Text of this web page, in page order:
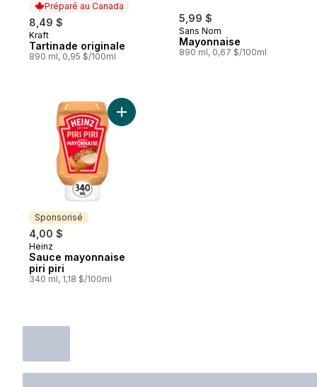
Préparé au Canada
8,49 $
Préparé au Canada
Kraft
Tartinade originale
890 ml, 0,95 $/100ml
5,99 $
Sans Nom
Mayonnaise
890 ml, 0,67 $/100ml
Sponsorisé
4,00 $
Sponsorisé
Heinz
Sauce mayonnaise
piri piri
340 ml, 1,18 $/100ml
Ajouter Sauce mayonnaise piri piri au